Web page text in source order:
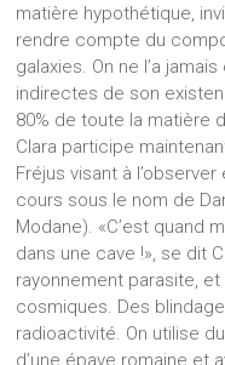
matière hypothétique,
rendre compte du
galaxies. On ne l’a
indirectes de son
80% de toute la matière
Clara participe
Fréjus visant à
cours sous le nom de
Modane). «C’est quand
dans une cave !», se dit
rayonnement parasite,
cosmiques. Des
radioactivité. On utilise
d’une épave romaine et